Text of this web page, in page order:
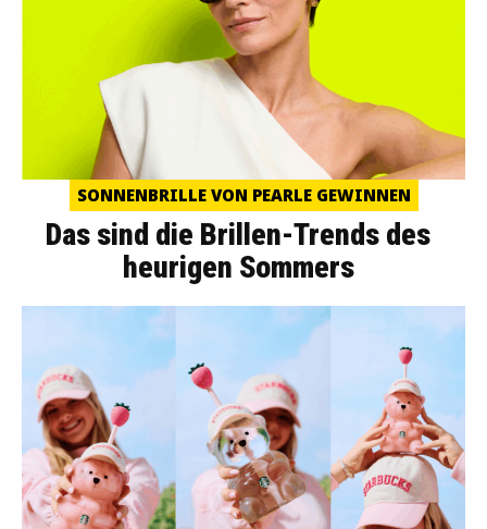
SONNENBRILLE VON PEARLE GEWINNEN
Das sind die Brillen-Trends des
heurigen Sommers